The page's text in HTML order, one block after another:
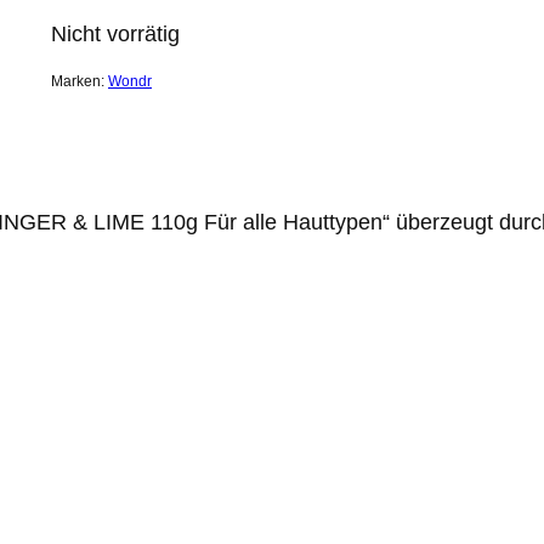
Nicht vorrätig
Marken: Wondr
& LIME 110g Für alle Hauttypen“ überzeugt